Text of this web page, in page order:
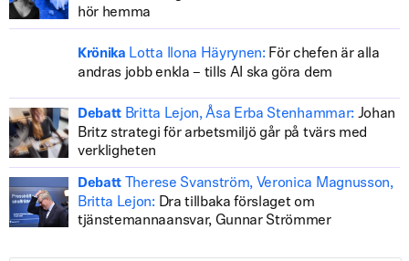
hör hemma
Krönika Lotta Ilona Häyrynen: För chefen är alla
andras jobb enkla – tills AI ska göra dem
Debatt Britta Lejon, Åsa Erba Stenhammar: Johan
Britz strategi för arbetsmiljö går på tvärs med
verkligheten
Debatt
Therese Svanström, Veronica Magnusson,
Britta Lejon: Dra tillbaka förslaget om
tjänstemannaansvar, Gunnar Strömmer